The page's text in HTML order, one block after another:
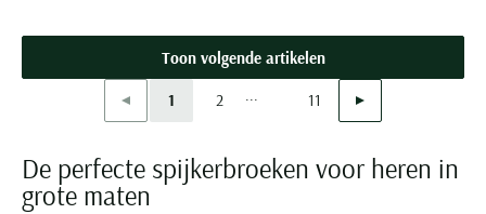
Toon volgende artikelen
Vorige
1 2
...
Page
11 Volgende
De perfecte spijkerbroeken voor heren in
grote maten